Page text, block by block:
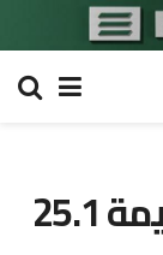
“الكابلات الكهربائية” بقيمة 25.1